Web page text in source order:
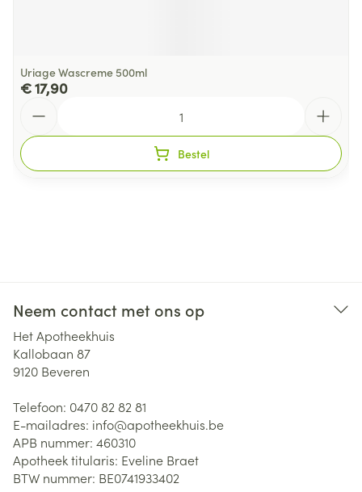
Uriage Wascreme 500ml
€ 17,90
Bestel
Neem contact met ons op
Het Apotheekhuis
Kallobaan 87
9120 Beveren
Telefoon: 0470 82 82 81
E-mailadres: info@apotheekhuis.be
APB nummer: 460310
Apotheek titularis: Eveline Braet
BTW nummer: BE0741933402